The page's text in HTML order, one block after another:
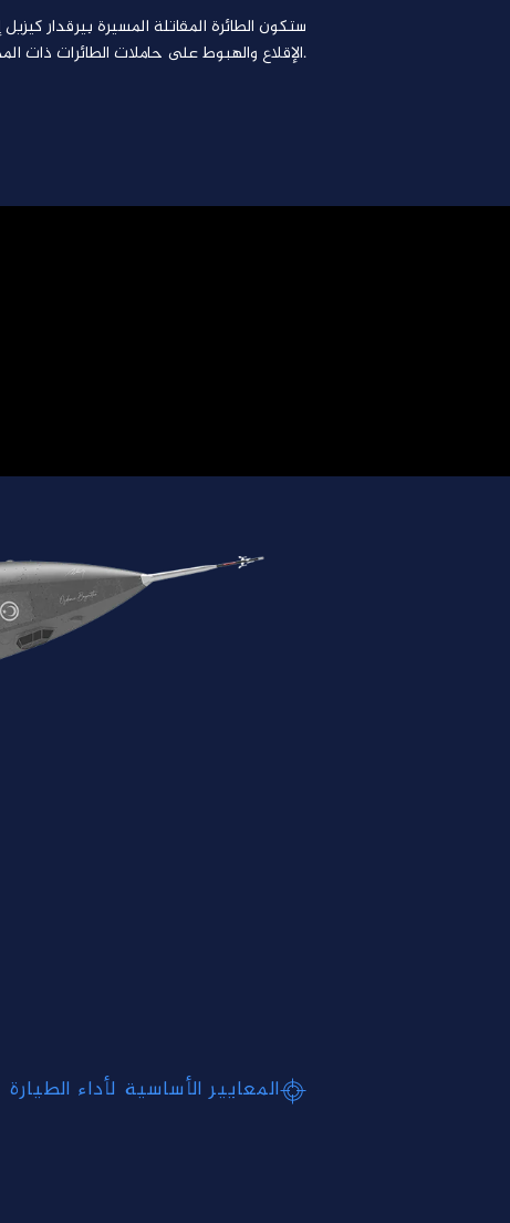
ستكون الطائرة المقاتلة المسيرة بيرقدار
الإقلاع والهبوط على حاملات الطائرات ذات المدرج القصير، والقيام بالمهام باستخدام الذخائر المحمولة داخليًا.
المعايير الأساسية لأداء الطيارة